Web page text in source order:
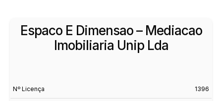
Espaco E Dimensao – Mediacao
Imobiliaria Unip Lda
Nº Licença 1396